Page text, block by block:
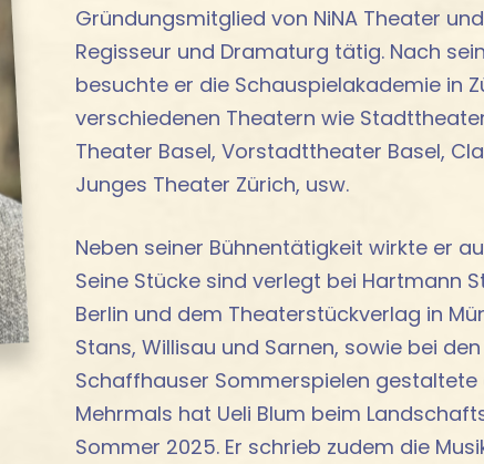
Gründungsmitglied von NiNA Theater
Regisseur und Dramaturg tätig. Nach
besuchte er die Schauspielakademie in
verschiedenen Theatern wie
Theater Basel, Vorstadttheater Basel,
Junges Theater Zürich, usw.
Neben seiner Bühnentätigkeit wirkte er
Seine Stücke sind verlegt bei Hartmann
Berlin und dem Theaterstückverlag in
Stans, Willisau und Sarnen, sowie bei
Schaffhauser Sommerspielen
Mehrmals hat Ueli Blum beim
Sommer 2025. Er schrieb zudem die